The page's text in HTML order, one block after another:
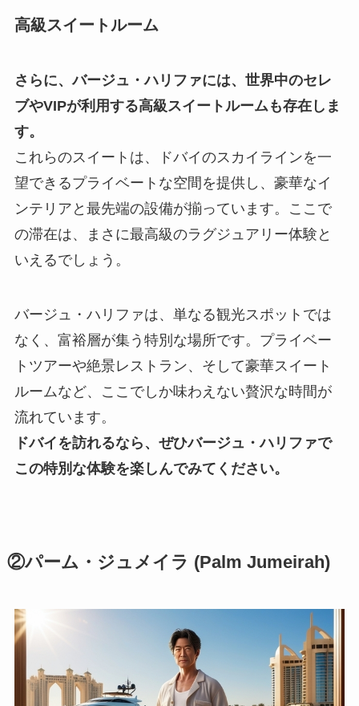
高級スイートルーム
さらに、バージュ・ハリファには、世界中のセレ
ブやVIPが利用する高級スイートルームも存在しま
す。
これらのスイートは、ドバイのスカイラインを一
望できるプライベートな空間を提供し、豪華なイ
ンテリアと最先端の設備が揃っています。ここで
の滞在は、まさに最高級のラグジュアリー体験と
いえるでしょう。
バージュ・ハリファは、単なる観光スポットでは
なく、富裕層が集う特別な場所です。プライベー
トツアーや絶景レストラン、そして豪華スイート
ルームなど、ここでしか味わえない贅沢な時間が
流れています。
ドバイを訪れるなら、ぜひバージュ・ハリファで
この特別な体験を楽しんでみてください。
②パーム・ジュメイラ (Palm Jumeirah)